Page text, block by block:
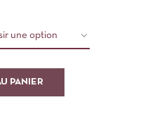
PANIER